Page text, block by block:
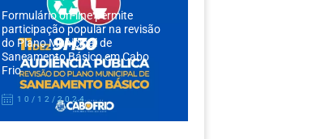
Formulário on-line permite
participação popular na revisão
do Plano Municipal de
Saneamento Básico em Cabo
Frio
10/12/2024